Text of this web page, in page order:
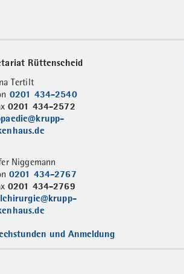
Rüttenscheid
Tertilt
0201 434-2540
0201 434-2572
Niggemann
0201 434-2767
0201 434-2769
und Anmeldung